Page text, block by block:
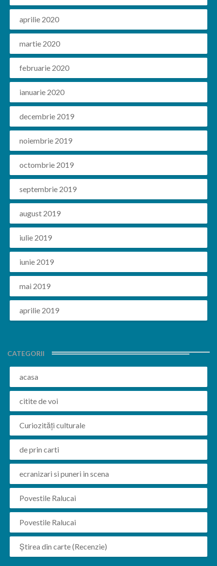
aprilie 2020
martie 2020
februarie 2020
ianuarie 2020
decembrie 2019
noiembrie 2019
octombrie 2019
septembrie 2019
august 2019
iulie 2019
iunie 2019
mai 2019
aprilie 2019
CATEGORII
acasa
citite de voi
Curiozități culturale
de prin carti
ecranizari si puneri in scena
Povestile Ralucai
Povestile Ralucai
Știrea din carte (Recenzie)